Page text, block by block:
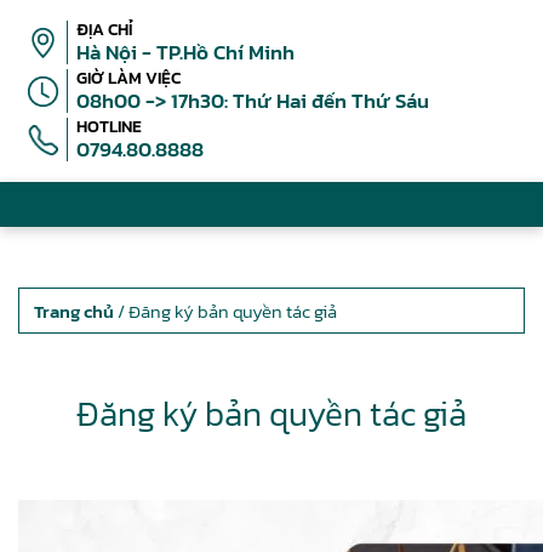
ĐỊA CHỈ
Hà Nội - TP.Hồ Chí Minh
GIỜ LÀM VIỆC
08h00 -> 17h30: Thứ Hai đến Thứ Sáu
HOTLINE
0794.80.8888
Trang chủ / Đăng ký bản quyền tác giả
Đăng ký bản quyền tác giả